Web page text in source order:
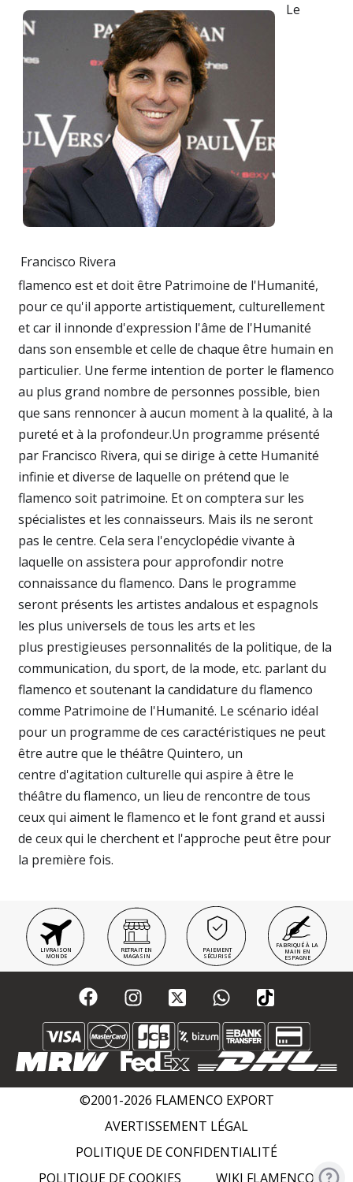
Francisco Rivera
Le
flamenco est et doit être Patrimoine de l'Humanité,
pour ce qu'il apporte artistiquement, culturellement
et car il innonde d'expression l'âme de l'Humanité
dans son ensemble et celle de chaque être humain en
particulier. Une ferme intention de porter le flamenco
au plus grand nombre de personnes possible, bien
que sans rennoncer à aucun moment à la qualité, à la
pureté et à la profondeur.Un programme présenté
par Francisco Rivera, qui se dirige à cette Humanité
infinie et diverse de laquelle on prétend que le
flamenco soit patrimoine. Et on comptera sur les
spécialistes et les connaisseurs. Mais ils ne seront
pas le centre. Cela sera l'encyclopédie vivante à
laquelle on assistera pour approfondir notre
connaissance du flamenco. Dans le programme
seront présents les artistes andalous et espagnols
les plus universels de tous les arts et les
plus prestigieuses personnalités de la politique, de la
communication, du sport, de la mode, etc. parlant du
flamenco et soutenant la candidature du flamenco
comme Patrimoine de l'Humanité. Le scénario idéal
pour un programme de ces caractéristiques ne peut
être autre que le théâtre Quintero, un
centre d'agitation culturelle qui aspire à être le
théâtre du flamenco, un lieu de rencontre de tous
ceux qui aiment le flamenco et le font grand et aussi
de ceux qui le cherchent et l'approche peut être pour
la première fois.
LIVRAISON
MONDE
RETRAIT EN
MAGASIN
PAIEMENT
SÉCURISÉ
FABRIQUÉ À LA
MAIN EN
ESPAGNE
©2001-2026 FLAMENCO EXPORT
AVERTISSEMENT LÉGAL
POLITIQUE DE CONFIDENTIALITÉ
POLITIQUE DE COOKIES
WIKI FLAMENCO